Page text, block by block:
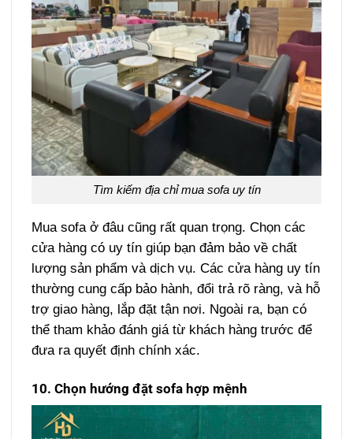
Tìm kiếm địa chỉ mua sofa uy tín
Mua sofa ở đâu cũng rất quan trọng. Chọn các
cửa hàng có uy tín giúp bạn đảm bảo về chất
lượng sản phẩm và dịch vụ. Các cửa hàng uy tín
thường cung cấp bảo hành, đổi trả rõ ràng, và hỗ
trợ giao hàng, lắp đặt tận nơi. Ngoài ra, bạn có
thể tham khảo đánh giá từ khách hàng trước để
đưa ra quyết định chính xác.
10. Chọn hướng đặt sofa hợp mệnh